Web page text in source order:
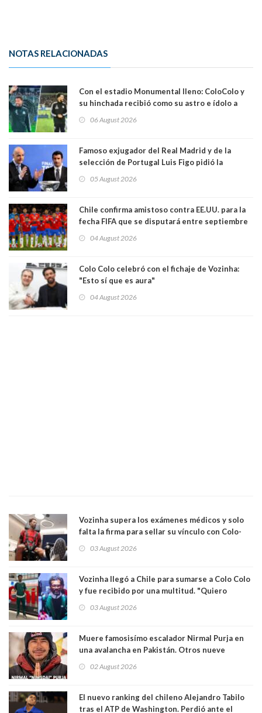
NOTAS RELACIONADAS
Con el estadio Monumental lleno: ColoColo y
su hinchada recibió como su astro e ídolo a
06 August 2026
Famoso exjugador del Real Madrid y de la
selección de Portugal Luis Figo pidió la
comportamiento más bajo y cobarde que he
05 August 2026
Chile confirma amistoso contra EE.UU. para la
fecha FIFA que se disputará entre septiembre
04 August 2026
Colo Colo celebró con el fichaje de Vozinha:
"Esto sí que es aura"
04 August 2026
Vozinha supera los exámenes médicos y solo
falta la firma para sellar su vínculo con Colo-
03 August 2026
Vozinha llegó a Chile para sumarse a Colo Colo
y fue recibido por una multitud. "Quiero
hinchas"
03 August 2026
Muere famosisímo escalador Nirmal Purja en
una avalancha en Pakistán. Otros nueve
02 August 2026
El nuevo ranking del chileno Alejandro Tabilo
tras el ATP de Washington. Perdió ante el